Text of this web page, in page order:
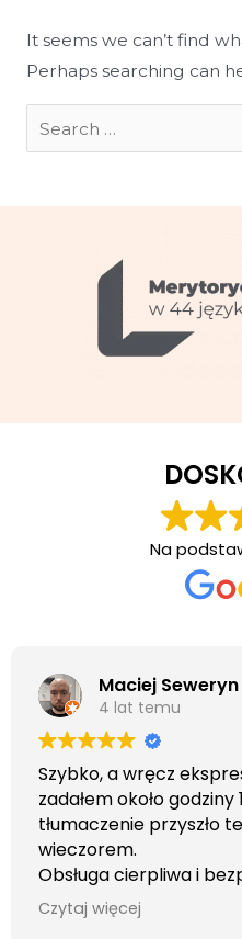
It seems we can’t find
Perhaps searching can
Na
Maciej Seweryn
4 lat temu
Szybko, a wręcz
zadałem około
tłumaczenie przyszło
wieczorem.
Obsługa cierpliwa i
Otrzymałem wszelkie
usługa będzie dla
Czytaj więcej